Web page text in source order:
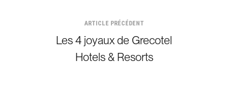
ARTICLE PRÉCÉDENT
Les 4 joyaux de Grecotel
Hotels & Resorts